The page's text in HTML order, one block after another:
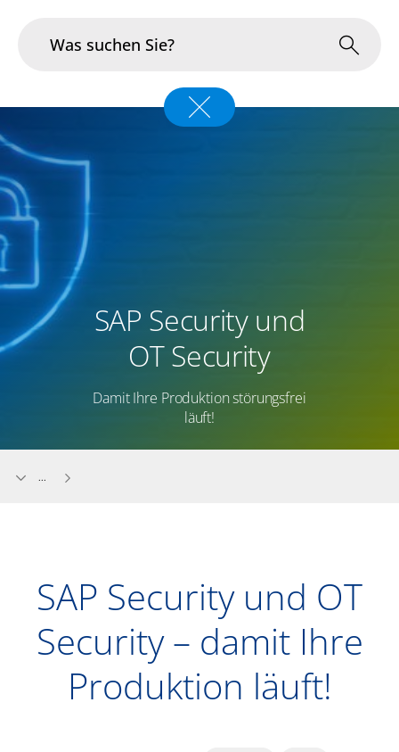
Im Fokus
Portfolio
Infrastruktur & Betrieb
Über uns
Karriere
SAP Security und
OT Security
Damit Ihre Produktion störungsfrei
läuft!
...
SAP Security und OT
Security – damit Ihre
Produktion läuft!